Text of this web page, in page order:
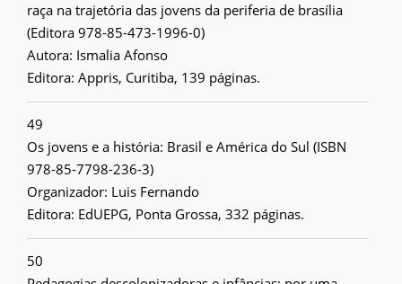
raça na trajetória das jovens da periferia de brasília
(Editora 978-85-473-1996-0)
Autora: Ismalia Afonso
Editora: Appris, Curitiba, 139 páginas.
49
Os jovens e a história: Brasil e América do Sul (ISBN
978-85-7798-236-3)
Organizador: Luis Fernando
Editora: EdUEPG, Ponta Grossa, 332 páginas.
50